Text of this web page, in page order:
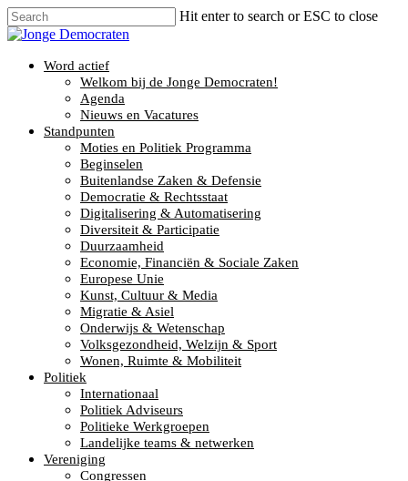
Hit enter to search or ESC to close
Word actief
Welkom bij de Jonge Democraten!
Agenda
Nieuws en Vacatures
Standpunten
Moties en Politiek Programma
Beginselen
Buitenlandse Zaken & Defensie
Democratie & Rechtsstaat
Digitalisering & Automatisering
Diversiteit & Participatie
Duurzaamheid
Economie, Financiën & Sociale Zaken
Europese Unie
Kunst, Cultuur & Media
Migratie & Asiel
Onderwijs & Wetenschap
Volksgezondheid, Welzijn & Sport
Wonen, Ruimte & Mobiliteit
Politiek
Internationaal
Politiek Adviseurs
Politieke Werkgroepen
Landelijke teams & netwerken
Vereniging
Congressen